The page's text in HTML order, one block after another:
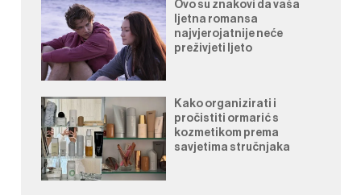
Ovo su znakovi da vaša
ljetna romansa
najvjerojatnije neće
preživjeti ljeto
Kako organizirati i
pročistiti ormarić s
kozmetikom prema
savjetima stručnjaka